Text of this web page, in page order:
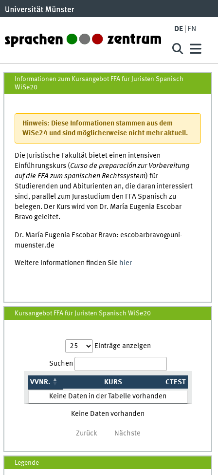
DE EN
FFA für Juristen Spanisch WiSe20
Informationen zum Kursangebot FFA für Juristen Spanisch
WiSe20
Hinweis: Diese Informationen stammen aus dem
WiSe24 und sind möglicherweise nicht mehr aktuell.
Die Juristische Fakultät bietet einen intensiven
Einführungskurs (Curso de preparación zur Vorbereitung
auf die FFA zum spanischen Rechtssystem) für
Studierenden und Abiturienten an, die daran interessiert
sind, parallel zum Jurastudium den FFA Spanisch zu
belegen. Der Kurs wird von Dr. María Eugenia Escobar
Bravo geleitet.
Dr. María Eugenia Escobar Bravo: escobarbravo@uni-
muenster.de
Weitere Informationen finden Sie hier
Kursangebot FFA für Juristen Spanisch WiSe20
Einträge anzeigen
Suchen
VVNR. KURS
CTEST
Keine Daten in der Tabelle vorhanden
Keine Daten vorhanden
Zurück Nächste
Legende